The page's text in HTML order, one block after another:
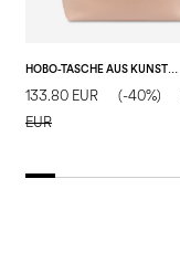
HOBO-TASCHE AUS KUNSTLEDER
133.80 EUR (-40%)
EUR